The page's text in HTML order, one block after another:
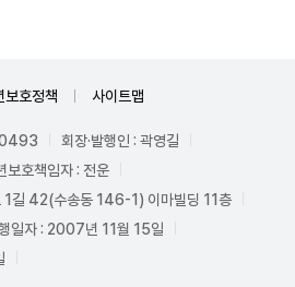
보호정책 사이트맵
회장·발행인 : 곽영길
보호책임자 : 전운
1길 42(수송동 146-1) 이마빌딩 11층
일자 : 2007년 11월 15일